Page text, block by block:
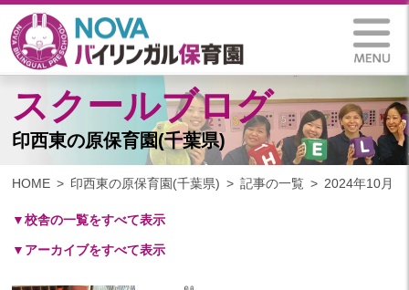
スクールブログ
印西東の原保育園(千葉県)
HOME 印西東の原保育園(千葉県) 記事の一覧 2024年10月
▼校舎の一覧をすべて表示
札幌保育園（北海道）
▼アーカイブをすべて表示